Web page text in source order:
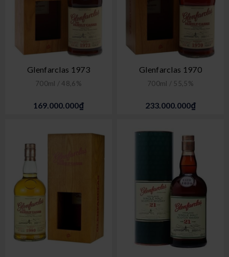
Glenfarclas 1973
700ml / 48,6%
169.000.000₫
Glenfarclas 1970
700ml / 55,5%
233.000.000₫